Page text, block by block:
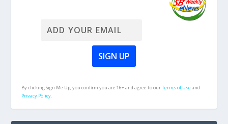
By clicking Sign Me Up, you confirm you are 16+ and agree to ourTerms of Useand
Privacy Policy.